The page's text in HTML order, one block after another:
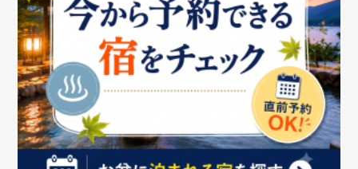
お問い合わせ消費税の表示 ウェブアクセシビリティの取り組み
個人情報保護ポリシープライバシーポータル
Cookieポリシー
特定商取引法に基づく表記情報セキュリティ基本方針
商標についてBIGLOBEトップ